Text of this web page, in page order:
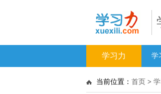
学习力 学
当前位置： 首页 >